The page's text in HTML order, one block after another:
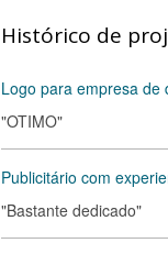
Histórico de
Logo para empresa de
"OTIMO"
Publicitário com
"Bastante dedicado"